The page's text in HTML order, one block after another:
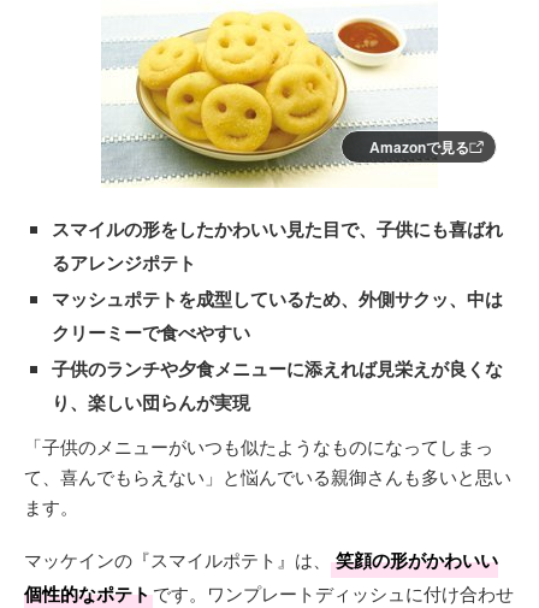
Amazonで見る
スマイルの形をしたかわいい見た目で、子供にも喜ばれ
るアレンジポテト
マッシュポテトを成型しているため、外側サクッ、中は
クリーミーで食べやすい
子供のランチや夕食メニューに添えれば見栄えが良くな
り、楽しい団らんが実現
「子供のメニューがいつも似たようなものになってしまっ
て、喜んでもらえない」と悩んでいる親御さんも多いと思い
ます。
マッケインの『スマイルポテト』は、
笑顔の形がかわいい
個性的なポテトです。ワンプレートディッシュに付け合わせ